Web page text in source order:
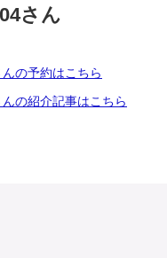
さん
の予約はこちら
の紹介記事はこちら